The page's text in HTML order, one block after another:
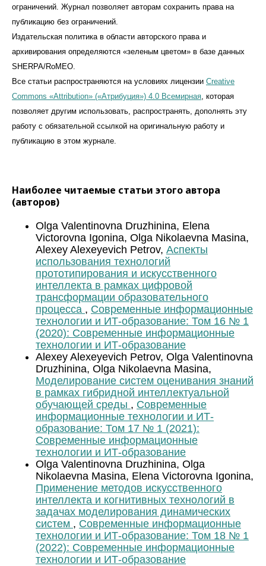
ограничений. Журнал позволяет авторам сохранить права на
публикацию без ограничений.
Издательская политика в области авторского права и
архивирования определяются «зеленым цветом» в базе данных
SHERPA/RoMEO.
Все статьи распространяются на условиях лицензии Creative
Commons «Attribution» («Атрибуция») 4.0 Всемирная , которая
позволяет другим использовать, распространять, дополнять эту
работу с обязательной ссылкой на оригинальную работу и
публикацию в этом журналe.
Наиболее читаемые статьи этого автора
(авторов)
Olga Valentinovna Druzhinina, Elena
Viсtorovna Igonina, Olga Nikolaevna Masina,
Alexey Alexeyevich Petrov, Аспекты
использования технологий
прототипирования и искусственного
интеллекта в рамках цифровой
трансформации образовательного
процесса , Современные информационные
технологии и ИТ-образование: Том 16 № 1
(2020): Современные информационные
технологии и ИТ-образование
Alexey Alexeyevich Petrov, Olga Valentinovna
Druzhinina, Olga Nikolaevna Masina,
Моделирование систем оценивания знаний
в рамках гибридной интеллектуальной
обучающей среды , Современные
информационные технологии и ИТ-
образование: Том 17 № 1 (2021):
Современные информационные
технологии и ИТ-образование
Olga Valentinovna Druzhinina, Olga
Nikolaevna Masina, Elena Viсtorovna Igonina,
Применение методов искусственного
интеллекта и когнитивных технологий в
задачах моделирования динамических
систем , Современные информационные
технологии и ИТ-образование: Том 18 № 1
(2022): Современные информационные
технологии и ИТ-образование